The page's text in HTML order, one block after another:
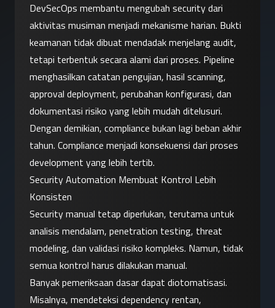
DevSecOps membantu mengubah security dari
aktivitas musiman menjadi mekanisme harian. Bukti
keamanan tidak dibuat mendadak menjelang audit,
tetapi terbentuk secara alami dari proses. Pipeline
menghasilkan catatan pengujian, hasil scanning,
approval deployment, perubahan konfigurasi, dan
dokumentasi risiko yang lebih mudah ditelusuri.
Dengan demikian, compliance bukan lagi beban akhir
tahun. Compliance menjadi konsekuensi dari proses
development yang lebih tertib.
Security Automation Membuat Kontrol Lebih
Konsisten
Security manual tetap diperlukan, terutama untuk
analisis mendalam, penetration testing, threat
modeling, dan validasi risiko kompleks. Namun, tidak
semua kontrol harus dilakukan manual.
Banyak pemeriksaan dasar dapat diotomatisasi.
Misalnya, mendeteksi dependency rentan,